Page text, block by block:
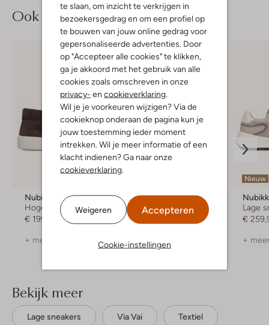
te slaan, om inzicht te verkrijgen in
bezoekersgedrag en om een profiel op
te bouwen van jouw online gedrag voor
gepersonaliseerde advertenties. Door
op "Accepteer alle cookies" te klikken,
ga je akkoord met het gebruik van alle
cookies zoals omschreven in onze
privacy- en cookieverklaring.
Wil je je voorkeuren wijzigen? Via de
cookieknop onderaan de pagina kun je
jouw toestemming ieder moment
intrekken. Wil je meer informatie of een
klacht indienen? Ga naar onze
cookieverklaring.
Weigeren Accepteren
Cookie-instellingen
Ook iets voor jou?
Nubikk
Hoge sneakers
€ 199,99
+ meer kleuren
Floris Van Bommel
Lage sneakers
€ 249,99
+ meer kleuren
Nieuw
Nubikk
Lage
€
+
Bekijk meer
Lage sneakers Via Vai Textiel